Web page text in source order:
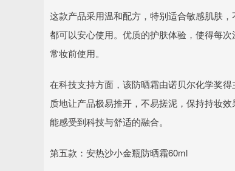
这款产品采用温和配方，特别适合敏感肌肤
都可以安心使用。优质的护肤体验，使得每
常妆前使用。
在科技支持方面，该防晒霜由诺贝尔化学奖
质地让产品极易推开，不易搓泥，保持持妆
能感受到科技与舒适的融合。
第五款：安热沙小金瓶防晒霜60ml